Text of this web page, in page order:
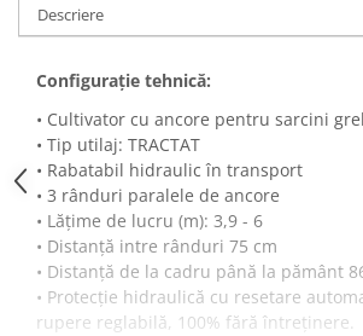
Tăvăluguri
Utilaje pentru vii şi livezi
Utilaje Strip-Till (prelucrare în
benzi)
Utilaje usturoi
Înfoliatoare Baloţi
Descriere
Configuraţie tehnică:
• Cultivator cu ancore pentru sarcini
• Tip utilaj: TRACTAT
• Rabatabil hidraulic în transport
• 3 rânduri paralele de ancore
• Lățime de lucru (m): 3,9 - 6
• Distanță intre rânduri 75 cm
• Distanță de la cadru până la pământ
• Protecție hidraulică cu resetare
rupere reglabilă, 100% fără întreținere.